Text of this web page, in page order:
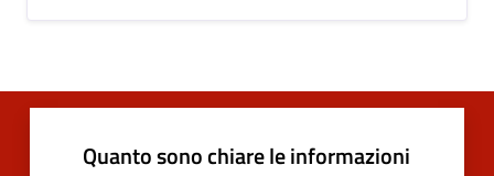
Quanto sono chiare le informazioni